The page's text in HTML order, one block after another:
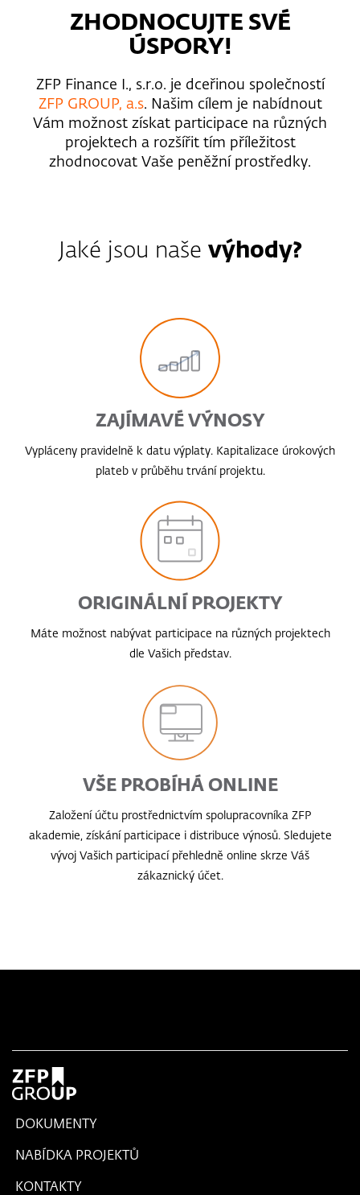
ZHODNOCUJTE SVÉ
ÚSPORY!
ZFP Finance I., s.r.o. je dceřinou společností
ZFP GROUP, a.s. Našim cílem je nabídnout
Vám možnost získat participace na různých
projektech a rozšířit tím příležitost
zhodnocovat Vaše peněžní prostředky.
Jaké jsou naše výhody?
ZAJÍMAVÉ VÝNOSY
Vypláceny pravidelně k datu výplaty. Kapitalizace úrokových
plateb v průběhu trvání projektu.
ORIGINÁLNÍ PROJEKTY
Máte možnost nabývat participace na různých projektech
dle Vašich představ.
VŠE PROBÍHÁ ONLINE
Založení účtu prostřednictvím spolupracovníka ZFP
akademie, získání participace i distribuce výnosů. Sledujete
vývoj Vašich participací přehledně online skrze Váš
zákaznický účet.
DOKUMENTY
NABÍDKA PROJEKTŮ
KONTAKTY